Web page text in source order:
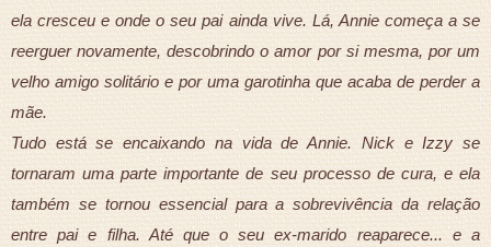
ela cresceu e onde o seu pai ainda vive. Lá, Annie começa a se
reerguer novamente, descobrindo o amor por si mesma, por um
velho amigo solitário e por uma garotinha que acaba de perder a
mãe.
Tudo está se encaixando na vida de Annie. Nick e Izzy se
tornaram uma parte importante de seu processo de cura, e ela
também se tornou essencial para a sobrevivência da relação
entre pai e filha. Até que o seu ex-marido reaparece... e a